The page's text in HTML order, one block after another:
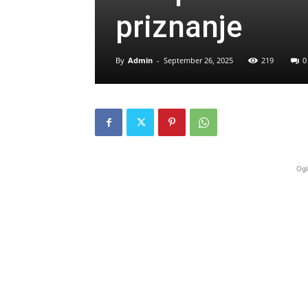
priznanje
By Admin - September 26, 2025 219 0